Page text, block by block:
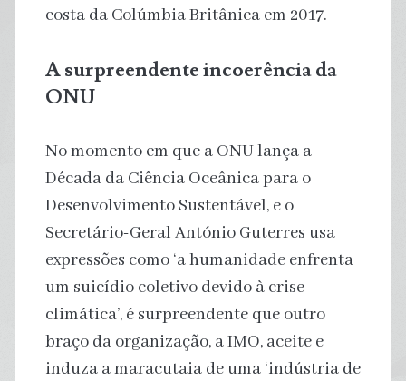
costa da Colúmbia Britânica em 2017.
A surpreendente incoerência da
ONU
No momento em que a ONU lança a
Década da Ciência Oceânica para o
Desenvolvimento Sustentável, e o
Secretário-Geral António Guterres usa
expressões como ‘a humanidade enfrenta
um suicídio coletivo devido à crise
climática’, é surpreendente que outro
braço da organização, a IMO, aceite e
induza a maracutaia de uma ‘indústria de